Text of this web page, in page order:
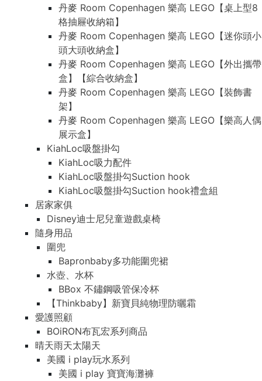
丹麥 Room Copenhagen 樂高 LEGO【桌上型8
格抽屜收納箱】
丹麥 Room Copenhagen 樂高 LEGO【迷你頭小
頭大頭收納盒】
丹麥 Room Copenhagen 樂高 LEGO【外出攜帶
盒】【綜合收納盒】
丹麥 Room Copenhagen 樂高 LEGO【裝飾書
架】
丹麥 Room Copenhagen 樂高 LEGO【樂高人偶
展示盒】
KiahLoc吸盤掛勾
KiahLoc吸力配件
KiahLoc吸盤掛勾Suction hook
KiahLoc吸盤掛勾Suction hook禮盒組
居家家俱
Disney迪士尼兒童遊戲桌椅
隨身用品
圍兜
Bapronbaby多功能圍兜裙
水壺、水杯
BBox 不鏽鋼吸管保冷杯
【Thinkbaby】新寶貝純物理防曬霜
愛護照顧
BOiRON布瓦宏系列商品
晴天雨天太陽天
美國 i play玩水系列
美國 i play 寶寶海灘褲